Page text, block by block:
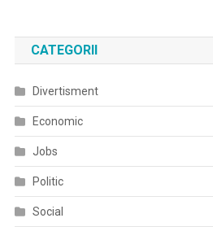
CATEGORII
Divertisment
Economic
Jobs
Politic
Social